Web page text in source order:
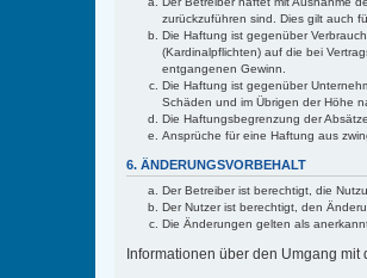
zurückzuführen sind. Dies gilt auch
Die Haftung ist gegenüber
(Kardinalpflichten) auf die bei
entgangenen Gewinn.
Die Haftung ist gegenüber
Schäden und im Übrigen der Höhe
Die Haftungsbegrenzung der
Ansprüche für eine Haftung aus
6. ÄNDERUNGSVORBEHALT
Der Betreiber ist berechtigt, die
Der Nutzer ist berechtigt, den
Die Änderungen gelten als
Informationen über den Umgang